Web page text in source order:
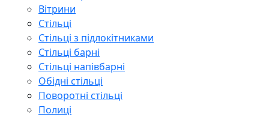
Вітрини
Стільці
Стільці з підлокітниками
Стільці барні
Стільці напівбарні
Обідні стільці
Поворотні стільці
Полиці